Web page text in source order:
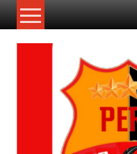
Lompat
Jurnalisme